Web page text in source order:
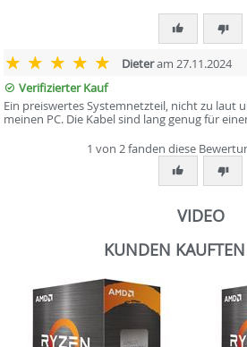
Dieteram 27.11.2024
Verifizierter Kauf
Ein preiswertes Systemnetzteil, nicht zu laut
meinen PC. Die Kabel sind lang genug für
1 von 2 fanden diese
VIDEO
KUNDEN